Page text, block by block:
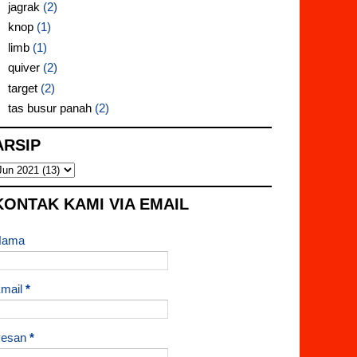
jagrak (2)
knop (1)
limb (1)
quiver (2)
target (2)
tas busur panah (2)
KAMI VIA EMAIL
*
*